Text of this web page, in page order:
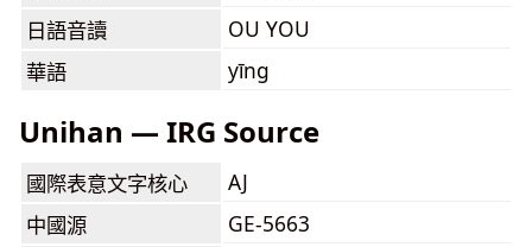
日語音讀
OU YOU
華語
yīng
Unihan — IRG Source
國際表意文字核心
AJ
中國源
GE-5663